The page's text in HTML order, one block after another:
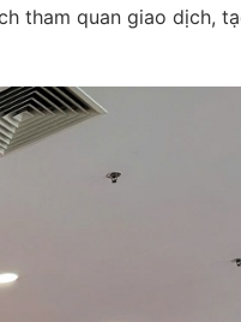
tham quan giao dịch,